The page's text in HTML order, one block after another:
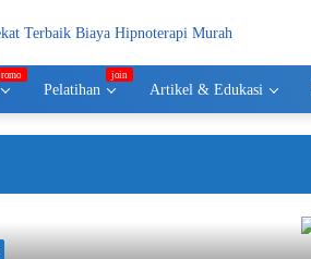
Pelatihan Artikel & Edukasi